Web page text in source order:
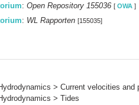
: Open Repository 155036 [ OWA ]
: WL Rapporten [155035]
> Current velocities and
> Tides